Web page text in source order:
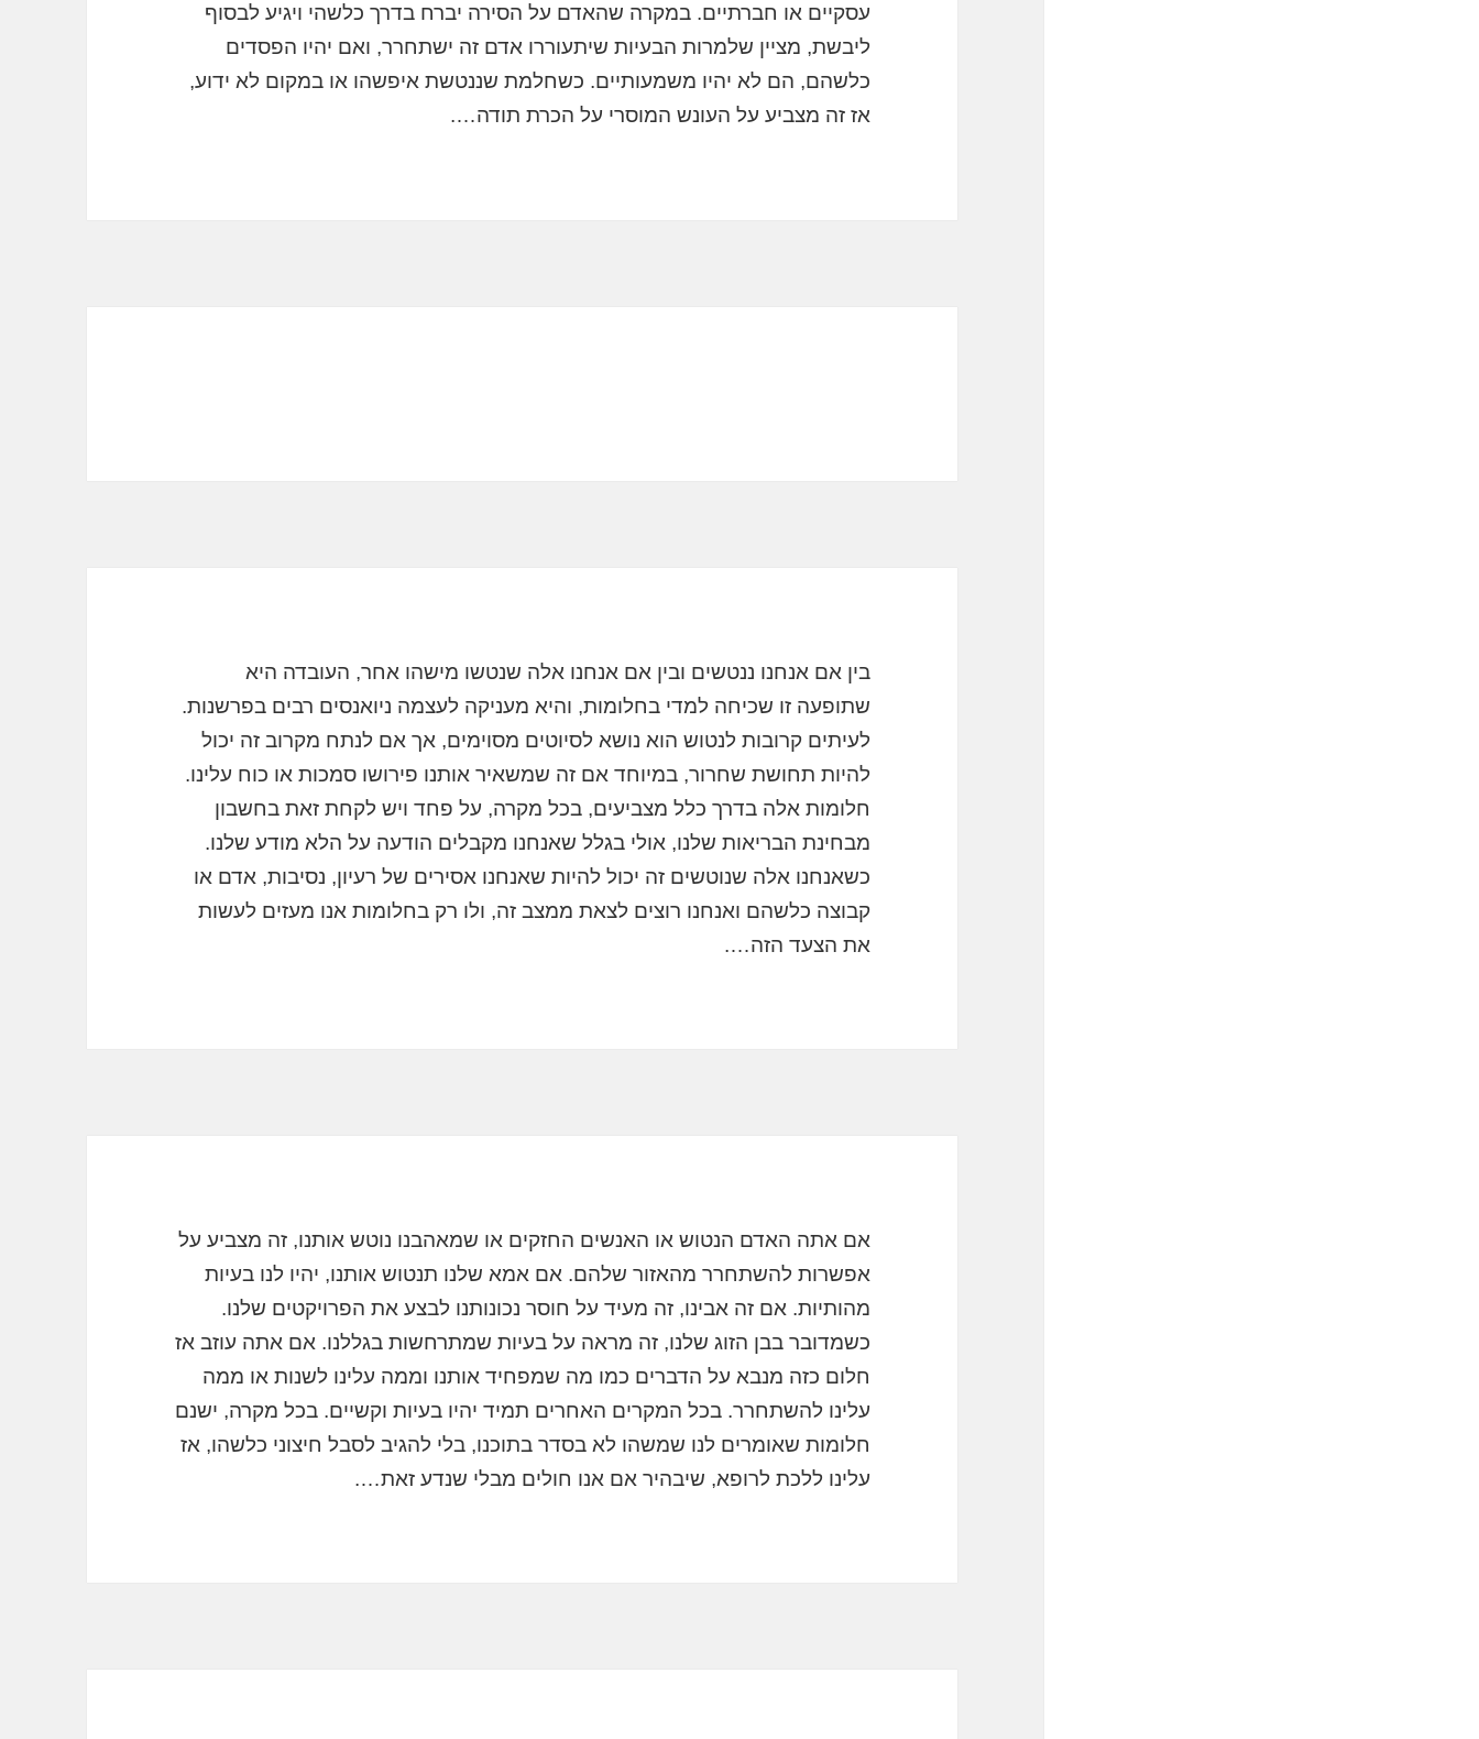
עסקיים או חברתיים. במקרה שהאדם על הסירה יברח בדרך כלשהי ויגיע לבסוף
ליבשת, מציין שלמרות הבעיות שיתעוררו אדם זה ישתחרר, ואם יהיו הפסדים
כלשהם, הם לא יהיו משמעותיים. כשחלמת שננטשת איפשהו או במקום לא ידוע,
אז זה מצביע על העונש המוסרי על הכרת תודה….
בין אם אנחנו ננטשים ובין אם אנחנו אלה שנטשו מישהו אחר, העובדה היא
שתופעה זו שכיחה למדי בחלומות, והיא מעניקה לעצמה ניואנסים רבים בפרשנות.
לעיתים קרובות לנטוש הוא נושא לסיוטים מסוימים, אך אם לנתח מקרוב זה יכול
להיות תחושת שחרור, במיוחד אם זה שמשאיר אותנו פירושו סמכות או כוח עלינו.
חלומות אלה בדרך כלל מצביעים, בכל מקרה, על פחד ויש לקחת זאת בחשבון
מבחינת הבריאות שלנו, אולי בגלל שאנחנו מקבלים הודעה על הלא מודע שלנו.
כשאנחנו אלה שנוטשים זה יכול להיות שאנחנו אסירים של רעיון, נסיבות, אדם או
קבוצה כלשהם ואנחנו רוצים לצאת ממצב זה, ולו רק בחלומות אנו מעזים לעשות
את הצעד הזה….
אם אתה האדם הנטוש או האנשים החזקים או שמאהבנו נוטש אותנו, זה מצביע על
אפשרות להשתחרר מהאזור שלהם. אם אמא שלנו תנטוש אותנו, יהיו לנו בעיות
מהותיות. אם זה אבינו, זה מעיד על חוסר נכונותנו לבצע את הפרויקטים שלנו.
כשמדובר בבן הזוג שלנו, זה מראה על בעיות שמתרחשות בגללנו. אם אתה עוזב אז
חלום כזה מנבא על הדברים כמו מה שמפחיד אותנו וממה עלינו לשנות או ממה
עלינו להשתחרר. בכל המקרים האחרים תמיד יהיו בעיות וקשיים. בכל מקרה, ישנם
חלומות שאומרים לנו שמשהו לא בסדר בתוכנו, בלי להגיב לסבל חיצוני כלשהו, ​​אז
עלינו ללכת לרופא, שיבהיר אם אנו חולים מבלי שנדע זאת….